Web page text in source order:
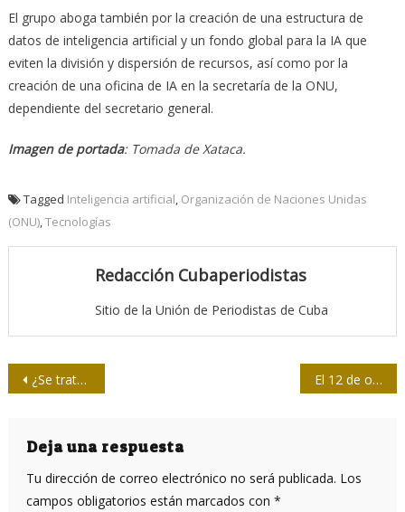
El grupo aboga también por la creación de una estructura de
datos de inteligencia artificial y un fondo global para la IA que
eviten la división y dispersión de recursos, así como por la
creación de una oficina de IA en la secretaría de la ONU,
dependiente del secretario general.
Imagen de portada: Tomada de Xataca.
Tagged Inteligencia artificial, Organización de Naciones Unidas
(ONU),Tecnologías
Redacción Cubaperiodistas
Sitio de la Unión de Periodistas de Cuba
Navegación
entradas
¿Se trata de salvar el socialismo? El 12 de octubre desde nuestra América
Deja una respuesta
Tu dirección de correo electrónico no será publicada. Los
campos obligatorios están marcados con *